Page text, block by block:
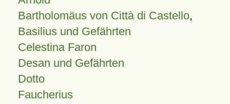
Bartholomäus von Città di Castello,
Basilius und Gefährten
Celestina Faron
Desan und Gefährten
Dotto
Faucherius